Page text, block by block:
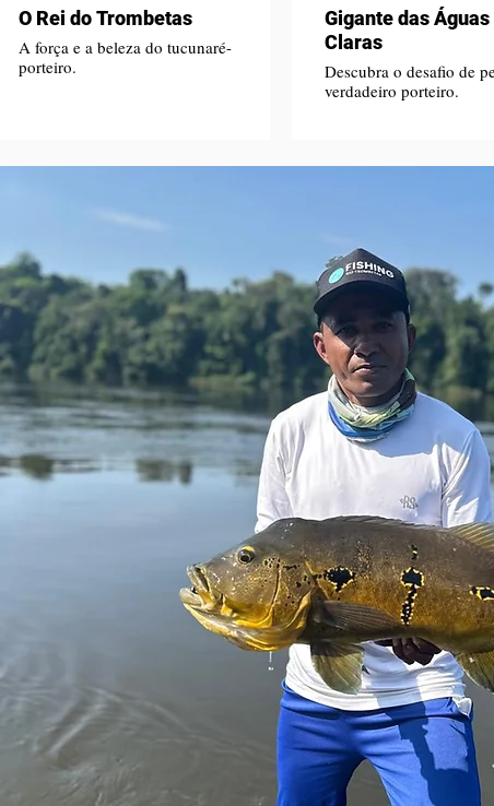
O Rei do Trombetas
A força e a beleza do tucunaré-
porteiro.
Gigante das Águas
Claras
Descubra o desafio de
verdadeiro porteiro.